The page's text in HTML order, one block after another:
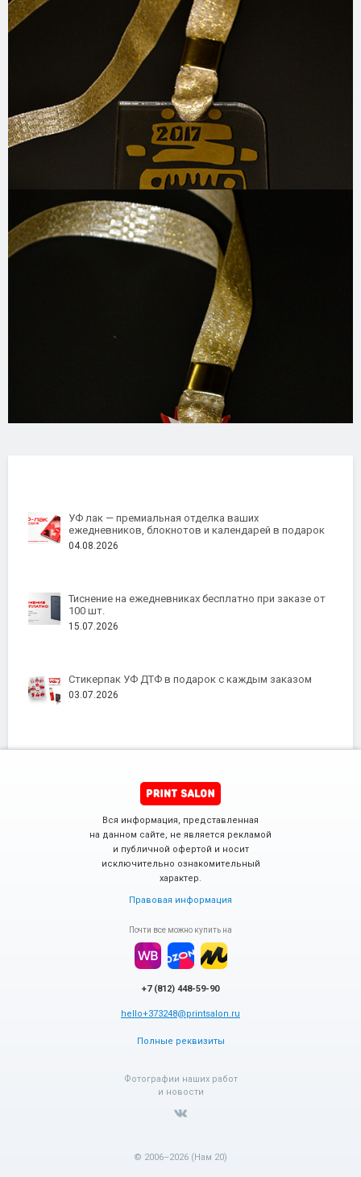
УФ лак — премиальная отделка ваших
ежедневников, блокнотов и календарей в подарок
04.08.2026
Тиснение на ежедневниках бесплатно при заказе от
100 шт.
15.07.2026
Стикерпак УФ ДТФ в подарок с каждым заказом
03.07.2026
Вся информация, представленная
на данном сайте, не является рекламой
и публичной офертой и носит
исключительно ознакомительный
характер.
Правовая информация
Почти все можно купить на
+7 (812) 448-59-90
hello+373248@printsalon.ru
Полные реквизиты
Фотографии наших работ
и новости
© 2006–2026 (Нам 20)